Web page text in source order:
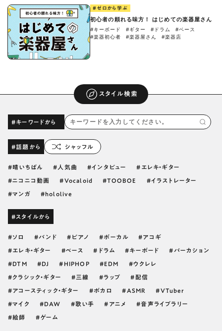
#ゼロから学ぶ
初心者の頼れる味方！ はじめての楽器屋さん
#キーボード #ギター #ドラム
#ベース
#楽器初心者
#楽器屋さん #楽器店
スタイル検索
#キーワードから
#話題から シャッフル
晴いちばん 人気曲 インタビュー エレキ・ギター
ニコニコ動画 Vocaloid TOOBOE イラストレーター
マンガ hololive
#スタイルから
ソロ バンド ピアノ ボーカル アコギ
エレキ・ギター ベース ドラム キーボード パーカション
DTM DJ HIPHOP EDM ウクレレ
クラシック・ギター 三線 ラップ 配信
アコースティック・ギター ボカロ ASMR VTuber
マイク DAW 歌い手 アニメ 音声ライブラリー
絵師 ゲーム